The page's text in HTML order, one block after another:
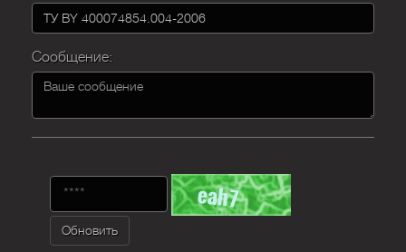
Сообщение:
Обновить